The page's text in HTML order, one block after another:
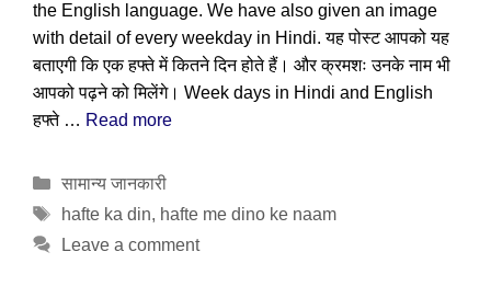
the English language. We have also given an image
with detail of every weekday in Hindi. यह पोस्ट आपको यह
बताएगी कि एक हफ्ते में कितने दिन होते हैं। और क्रमशः उनके नाम भी
आपको पढ़ने को मिलेंगे। Week days in Hindi and English
हफ्ते … Read more
Categories
सामान्य जानकारी
Tags
hafte ka din, hafte me dino ke naam
Leave a comment